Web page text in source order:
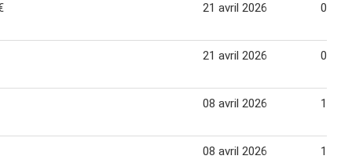
21 avril 2026 03
21 avril 2026 03
08 avril 2026 19
08 avril 2026 19